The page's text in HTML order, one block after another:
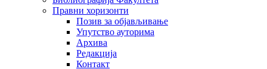
Правни хоризонти
Позив за објављивање
Упутство ауторима
Архива
Редакција
Контакт